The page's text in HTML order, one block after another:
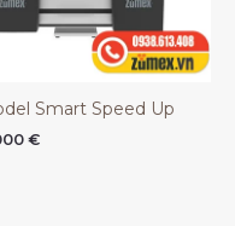
Smart Speed Up
€